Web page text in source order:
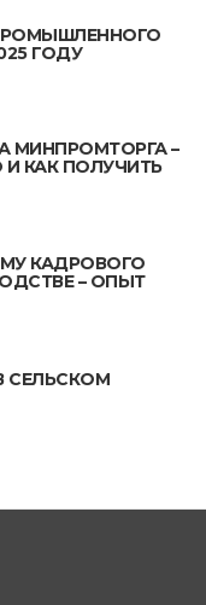
ГОДУ
МИНПРОМТОРГА –
КАК ПОЛУЧИТЬ
КАДРОВОГО
– ОПЫТ
СЕЛЬСКОМ